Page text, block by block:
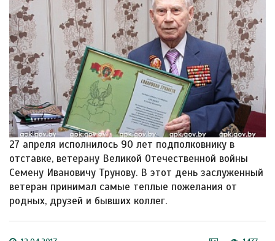
27 апреля исполнилось 90 лет подполковнику в
отставке, ветерану Великой Отечественной войны
Семену Ивановичу Трунову. В этот день заслуженный
ветеран принимал самые теплые пожелания от
родных, друзей и бывших коллег.